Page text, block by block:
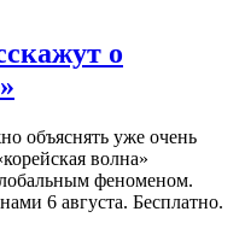
о
объяснять уже очень
волна»
феноменом.
6 августа. Бесплатно.